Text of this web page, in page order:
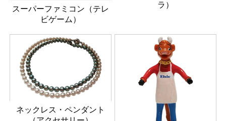
スーパーファミコン（テレ
ビゲーム）
ラ）
ネックレス・ペンダント